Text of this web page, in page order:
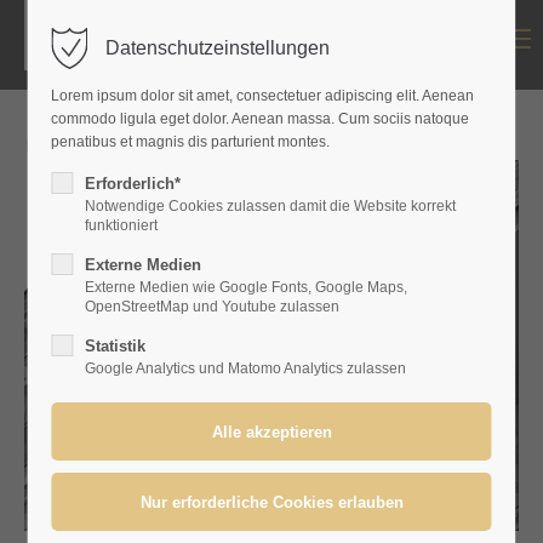
Login
Benutzername
Lost your password?
Support
Lorem ipsum dolor sit amet:
Datenschutzeinstellungen
Lorem ipsum dolor sit amet, consectetuer adipiscing elit. Aenean
commodo ligula eget dolor. Aenean massa. Cum sociis natoque
penatibus et magnis dis parturient montes.
Erforderlich*
Notwendige Cookies zulassen damit die Website korrekt
funktioniert
Externe Medien
Externe Medien wie Google Fonts, Google Maps,
OpenStreetMap und Youtube zulassen
Statistik
Google Analytics und Matomo Analytics zulassen